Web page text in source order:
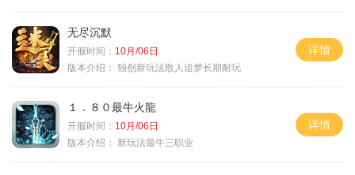
无尽沉默
开服时间： 10月/06日
版本介绍： 独创新玩法散人追梦长期耐玩
详情
１．８０最牛火龍
开服时间： 10月/06日
版本介绍：
新玩法最牛三职业
详情